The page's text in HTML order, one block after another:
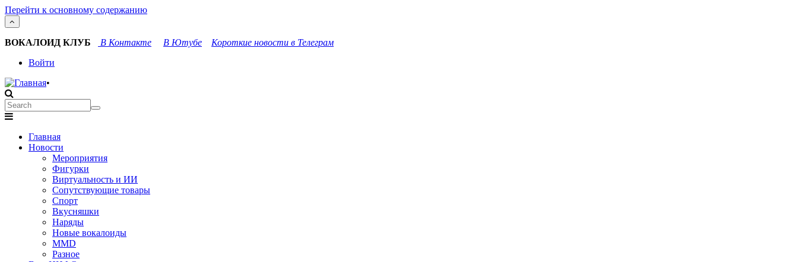
Перейти к основному содержанию
ВОКАЛОИД КЛУБ В Контакте В Ютубе Короткие новости в Телеграм
User
account
menu
Войти
•
Search
Search
navigation
Главная
Новости
Мероприятия
Фигурки
Виртуальность и ИИ
Сопутствующие товары
Спорт
Вкусняшки
Наряды
Новые вокалоиды
MMD
Разное